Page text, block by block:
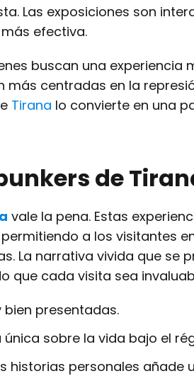
Las exposiciones son
efectiva.
buscan una experiencia
más centradas en la
Tirana lo convierte en una
de
vale la pena. Estas
a los visitantes
La narrativa vivida que se
que cada visita sea
presentadas.
sobre la vida bajo el
personales añade